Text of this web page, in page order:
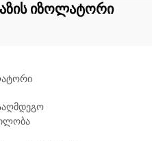
იზოლატორი